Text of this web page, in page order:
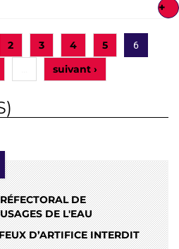
+
2 3 4 5 6
suivant ›
DE
DE L'EAU
D’ARTIFICE INTERDIT